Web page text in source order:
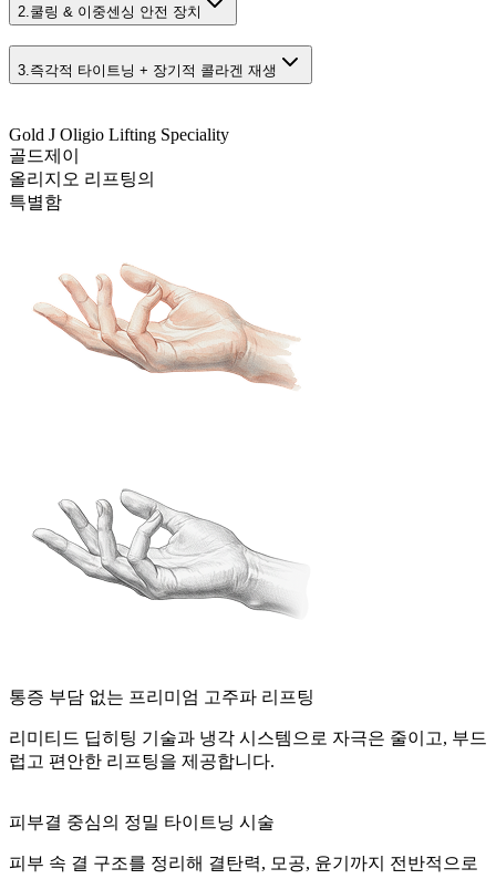
2. 쿨링 & 이중센싱 안전 장치
3.즉각적 타이트닝 + 장기적 콜라겐 재생
Gold J Oligio Lifting Speciality
골드제이
올리지오 리프팅의
특별함
통증 부담 없는 프리미엄 고주파 리프팅
리미티드 딥히팅 기술과 냉각 시스템으로 자극은 줄이고, 부드
럽고 편안한 리프팅을 제공합니다.
피부결 중심의 정밀 타이트닝 시술
피부 속 결 구조를 정리해 결탄력, 모공, 윤기까지 전반적으로